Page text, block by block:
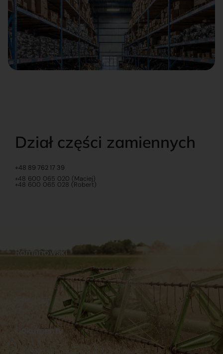
Dział części zamiennych
+48 89 762 17 39
+48 600 065 020 (Maciej)
+48 600 065 028 (Robert)
Dokumenty
Regulamin Dostawy
Romanowski
Sklep internetowy
Praca
Ubezpieczenia